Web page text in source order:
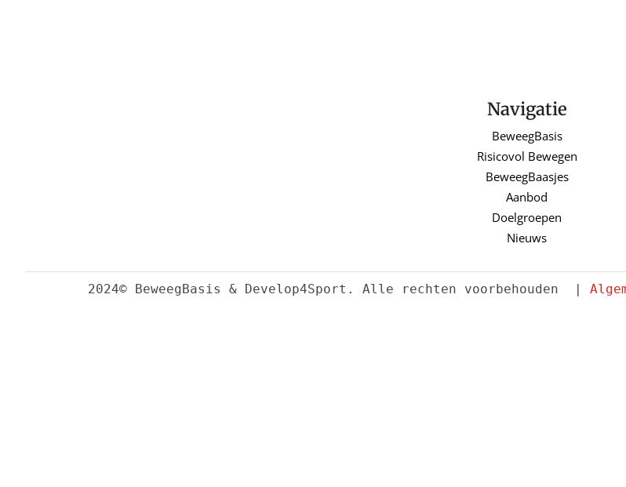
Navigatie
BeweegBasis
Risicovol Bewegen
BeweegBaasjes
Aanbod
Doelgroepen
Nieuws
2024© BeweegBasis & Develop4Sport. Alle rechten voorbehouden  |